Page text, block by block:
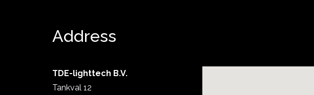
Address
TDE-lighttech B.V.
Tankval 12